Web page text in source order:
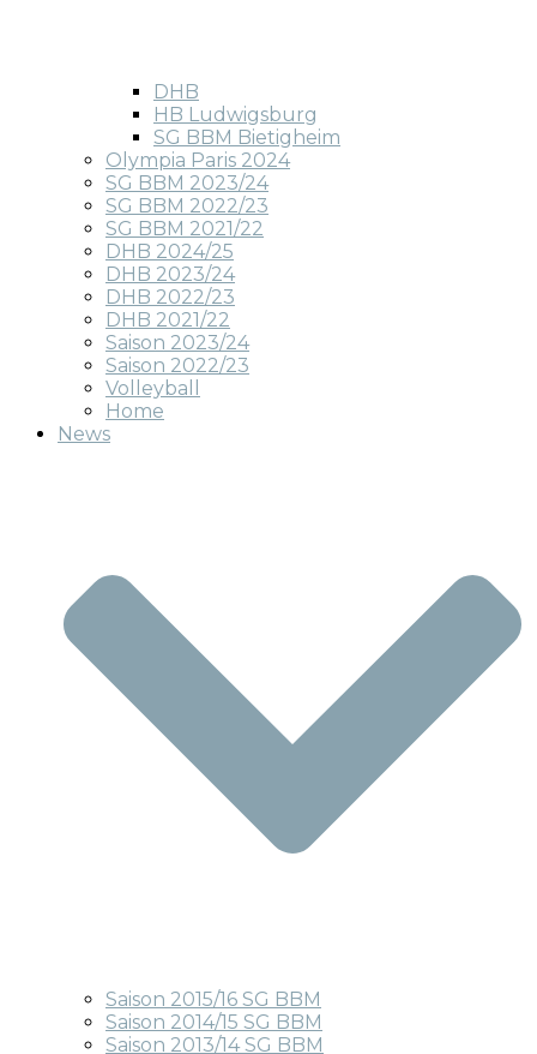
DHB
HB Ludwigsburg
SG BBM Bietigheim
Olympia Paris 2024
SG BBM 2023/24
SG BBM 2022/23
SG BBM 2021/22
DHB 2024/25
DHB 2023/24
DHB 2022/23
DHB 2021/22
Saison 2023/24
Saison 2022/23
Volleyball
Home
News
Saison 2015/16 SG BBM
Saison 2014/15 SG BBM
Saison 2013/14 SG BBM